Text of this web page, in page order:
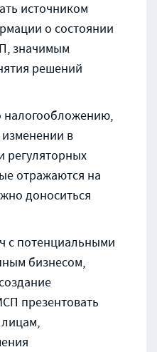
источником
о состоянии
значимым
решений
налогообложению,
в
регуляторных
отражаются на
доноситься
с потенциальными
бизнесом,
презентовать